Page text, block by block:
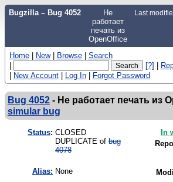
Bugzilla – Bug 4052
Не
работает
печать из
OpenOffice
Last
Home | New | Browse | Search
|
[?] |
| New Account | Log In | Forgot Password
Bug 4052 - Не работает печать из
simular bug
Status: CLOSED
DUPLICATE of bug
4078
Alias: None
In